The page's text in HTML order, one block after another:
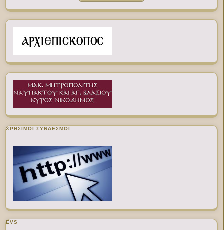
ΧΡΉΣΙΜΟΙ ΣΎΝΔΕΣΜΟΙ
EVS